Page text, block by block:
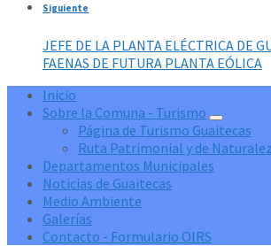
Siguiente
JEFE DE LA PLANTA ELÉCTRICA DE
FAENAS DE FUTURA PLANTA EÓLICA
Inicio
Sobre la Comuna - Turismo
Página de Turismo Guaitecas
Ruta Patrimonial y de
Departamentos Municipales
Noticias de Guaitecas
Medio Ambiente
Galerías
Contacto - Formulario OIRS